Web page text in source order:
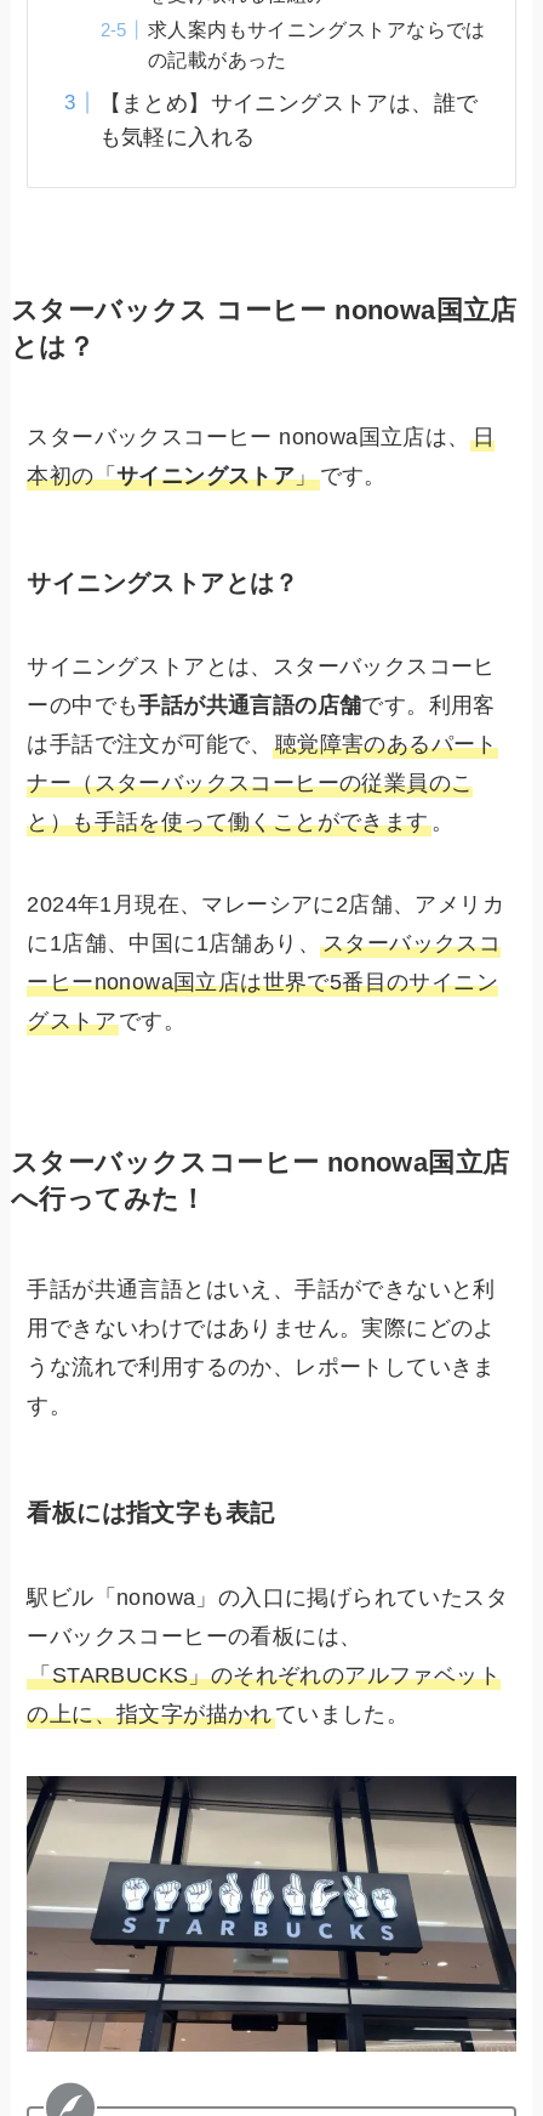
求人案内もサイニングストアならでは
の記載があった
【まとめ】サイニングストアは、誰で
も気軽に入れる
スターバックス コーヒー nonowa国立店
とは？
スターバックスコーヒー nonowa国立店は、 日
本初の「サイニングストア」です。
サイニングストアとは？
サイニングストアとは、スターバックスコーヒ
ーの中でも手話が共通言語の店舗です。利用客
は手話で注文が可能で、 聴覚障害のあるパート
ナー（スターバックスコーヒーの従業員のこ
と）も手話を使って働くことができます。
2024年1月現在、マレーシアに2店舗、アメリカ
に1店舗、中国に1店舗あり、スターバックスコ
ーヒーnonowa国立店は世界で5番目のサイニン
グストアです。
スターバックスコーヒー nonowa国立店
へ行ってみた！
手話が共通言語とはいえ、手話ができないと利
用できないわけではありません。実際にどのよ
うな流れで利用するのか、レポートしていきま
す。
看板には指文字も表記
駅ビル「nonowa」の入口に掲げられていたスタ
ーバックスコーヒーの看板には、
「STARBUCKS」のそれぞれのアルファベット
の上に、指文字が描かれていました。